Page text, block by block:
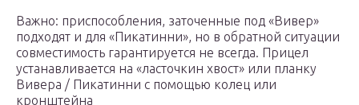
Важно: приспособления, заточенные под «Вивер»
подходят и для «Пикатинни», но в обратной ситуации
совместимость гарантируется не всегда. Прицел
устанавливается на «ласточкин хвост» или планку
Вивера / Пикатинни с помощью колец или
кронштейна